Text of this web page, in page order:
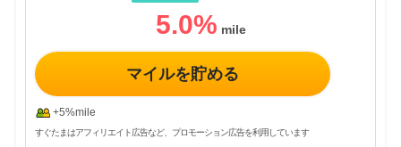
5.0%
マイルを貯める
+5%mile
すぐたまはアフィリエイト広告など、プロモーション広告を利用しています